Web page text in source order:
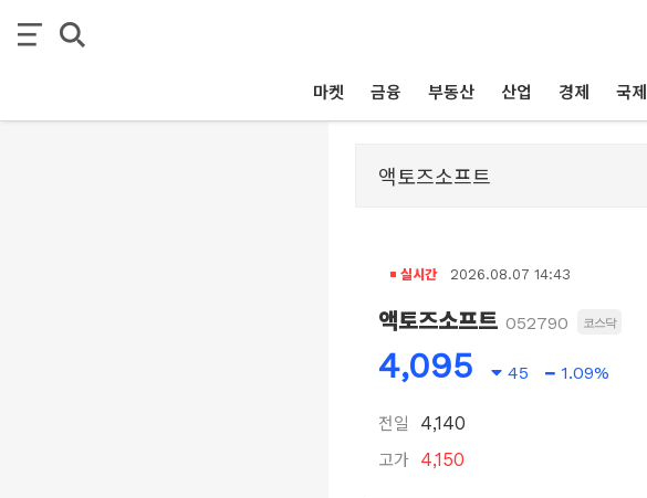
마켓 금융 부동산 산업 경제 국제
실시간 2026.08.07 14:43
액토즈소프트 052790 코스닥
4,095 45 1.09%
전일 4,140
고가 4,150